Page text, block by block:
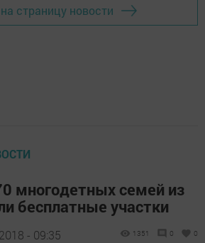
страницу новости
многодетных семей из
бесплатные участки
- 09:35 1351 0 0